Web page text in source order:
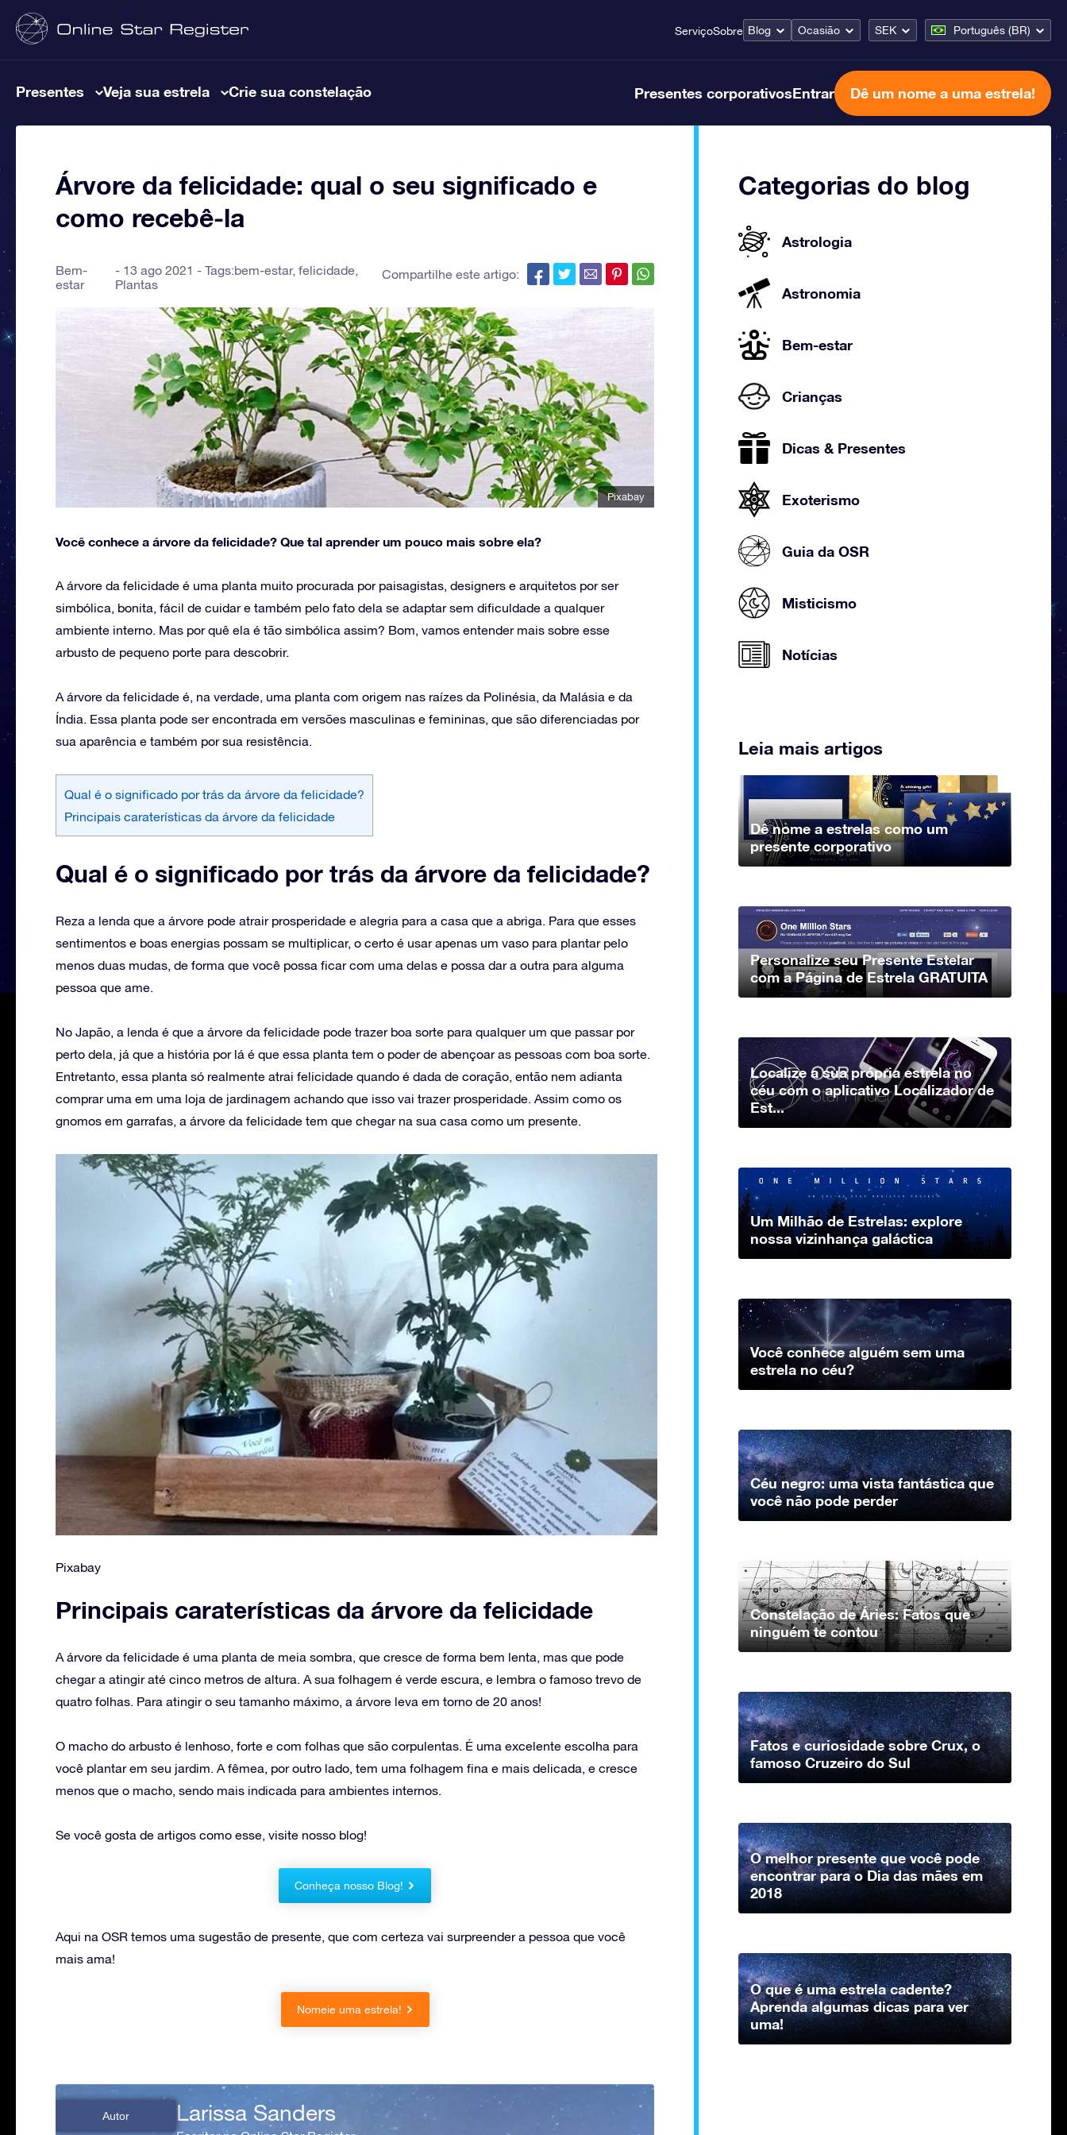
ServiçoSobre Blog Ocasião SEK Português (BR)
Presentes Veja sua estrela Crie sua constelação Presentes corporativosEntrar Dê um nome a uma estrela!
Árvore da felicidade: qual o seu significado e
como recebê-la
Bem-
estar
13 ago 2021 - Tags:bem-estar,felicidade,
Plantas
Compartilhe este artigo:
Pixabay
Você conhece a árvore da felicidade? Que tal aprender um pouco mais sobre ela?
A árvore da felicidade é uma planta muito procurada por paisagistas, designers e arquitetos por ser
simbólica, bonita, fácil de cuidar e também pelo fato dela se adaptar sem dificuldade a qualquer
ambiente interno. Mas por quê ela é tão simbólica assim? Bom, vamos entender mais sobre esse
arbusto de pequeno porte para descobrir.
A árvore da felicidade é, na verdade, uma planta com origem nas raízes da Polinésia, da Malásia e da
Índia. Essa planta pode ser encontrada em versões masculinas e femininas, que são diferenciadas por
sua aparência e também por sua resistência.
Qual é o significado por trás da árvore da felicidade?
Principais caraterísticas da árvore da felicidade
Qual é o significado por trás da árvore da felicidade?
‌Reza a lenda que a árvore pode atrair prosperidade e alegria para a casa que a abriga. Para que esses
sentimentos e boas energias possam se multiplicar, o certo é usar apenas um vaso para plantar pelo
menos duas mudas, de forma que você possa ficar com uma delas e possa dar a outra para alguma
pessoa que ame.
No Japão, a lenda é que a árvore da felicidade pode trazer boa sorte para qualquer um que passar por
perto dela, já que a história por lá é que essa planta tem o poder de abençoar as pessoas com boa sorte.
Entretanto, essa planta só realmente atrai felicidade quando é dada de coração, então nem adianta
comprar uma em uma loja de jardinagem achando que isso vai trazer prosperidade. Assim como os
gnomos em garrafas, a árvore da felicidade tem que chegar na sua casa como um presente.
Pixabay
Principais caraterísticas da árvore da felicidade
‌A árvore da felicidade é uma planta de meia sombra, que cresce de forma bem lenta, mas que pode
chegar a atingir até cinco metros de altura. A sua folhagem é verde escura, e lembra o famoso trevo de
quatro folhas. Para atingir o seu tamanho máximo, a árvore leva em torno de 20 anos!
O macho do arbusto é lenhoso, forte e com folhas que são corpulentas. É uma excelente escolha para
você plantar em seu jardim. A fêmea, por outro lado, tem uma folhagem fina e mais delicada, e cresce
menos que o macho, sendo mais indicada para ambientes internos.
Se você gosta de artigos como esse, visite nosso blog!
Conheça nosso Blog!
Aqui na OSR temos uma sugestão de presente, que com certeza vai surpreender a pessoa que você
mais ama!
Nomeie uma estrela!
Autor Larissa Sanders
Categorias do blog
Astrologia
Astronomia
Bem-estar
Crianças
Dicas & Presentes
Exoterismo
Guia da OSR
Misticismo
Notícias
Leia mais artigos
Dê nome a estrelas como um
presente corporativo
Personalize seu Presente Estelar
com a Página de Estrela GRATUITA
Localize a sua própria estrela no
céu com o aplicativo Localizador de
Est...
Um Milhão de Estrelas: explore
nossa vizinhança galáctica
Você conhece alguém sem uma
estrela no céu?
Céu negro: uma vista fantástica que
você não pode perder
Constelação de Áries: Fatos que
ninguém te contou
Fatos e curiosidade sobre Crux, o
famoso Cruzeiro do Sul
O melhor presente que você pode
encontrar para o Dia das mães em
2018
O que é uma estrela cadente?
Aprenda algumas dicas para ver
uma!